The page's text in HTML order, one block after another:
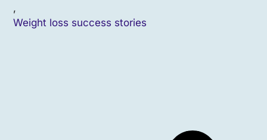
,
Weight loss success stories